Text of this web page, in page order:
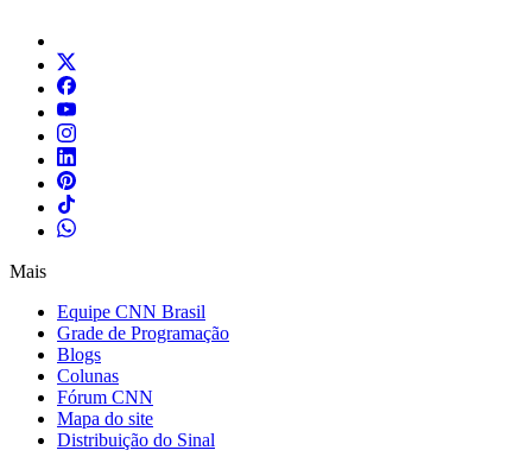
Mais
Equipe CNN Brasil
Grade de Programação
Blogs
Colunas
Fórum CNN
Mapa do site
Distribuição do Sinal